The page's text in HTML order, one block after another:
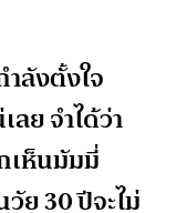
ลังตั้งใจ
ย จำได้ว่า
เห็นมัมมี่
ย 30 ปีจะไม่